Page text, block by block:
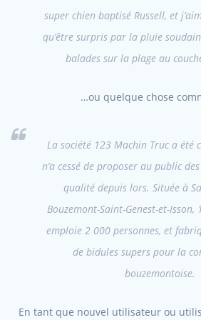
super chien baptisé Russell, et
qu’être surpris par la pluie
balades sur la plage au
…ou quelque chose
La société 123 Machin Truc a été
n’a cessé de proposer au public
qualité depuis lors. Située à
Bouzemont-Saint-Genest-et-
emploie 2 000 personnes, et
de bidules supers pour la
bouzemontoise.
En tant que nouvel utilisateur ou